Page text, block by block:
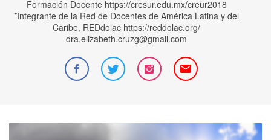
Formación Docente https://cresur.edu.mx/creur2018
*Integrante de la Red de Docentes de América Latina y del
Caribe, REDdolac https://reddolac.org/
dra.elizabeth.cruzg@gmail.com